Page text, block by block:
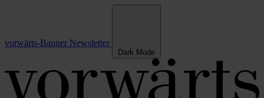
vorwärts-Banner Newsletter
Dark Mode